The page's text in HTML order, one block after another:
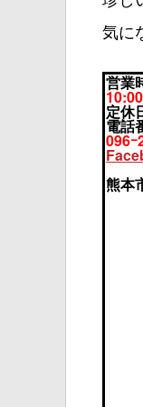
気に
営業
定休
電話
096ｰ
熊本